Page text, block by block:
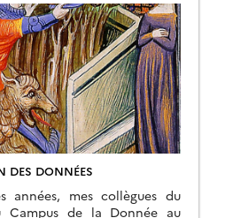
DES DONNÉES
années, mes collègues du
de la Donnée au